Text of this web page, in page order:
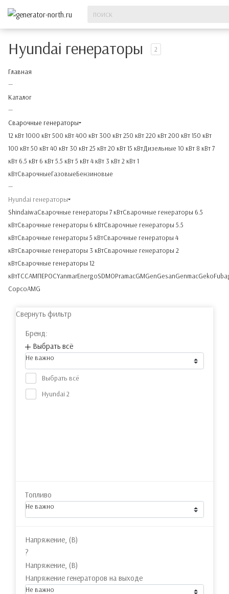
Hyundai генераторы 2
Главная
—
Каталог
—
Сварочные генераторы
12 кВт1000 кВт500 кВт400 кВт 300 кВт250 кВт220 кВт200 кВт150 кВт
100 кВт50 кВт40 кВт 30 кВт25 кВт20 кВт15 кВтДизельные 10 кВт 8 кВт7
кВт 6.5 кВт 6 кВт5.5 кВт5 кВт4 кВт 3 кВт2 кВт1
кВтСварочныеГазовыеБензиновые
—
Hyundai генераторы
ShindaiwaСварочные генераторы 7 кВтСварочные генераторы 6.5
кВтСварочные генераторы 6 кВтСварочные генераторы 5.5
кВтСварочные генераторы 5 кВтСварочные генераторы 4
кВтСварочные генераторы 3 кВтСварочные генераторы 2
кВтСварочные генераторы 12
кВтТССАМПЕРОСYanmarEnergoSDMOPramacGMGenGesanGenmacGeko
CopcoAMG
Свернуть фильтр
Бренд:
Выбрать всё
Не важно
Выбрать всё
Hyundai 2
Топливо
Не важно
Напряжение, (В)
?
Напряжение, (В)
Напряжение генераторов на выходе
Не важно